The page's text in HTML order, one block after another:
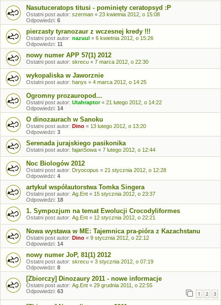
Nasutuceratops titusi - pominięty ceratopsyd :P
Ostatni post autor: szerman « 23 kwietnia 2012, o 15:08
Odpowiedzi: 6
pierzasty tyranozaur z wczesnej kredy !!!
Ostatni post autor: nazuul « 6 kwietnia 2012, o 15:26
Odpowiedzi: 11
nowy numer APP 57(1) 2012
Ostatni post autor: skrecu « 7 marca 2012, o 22:30
wykopaliska w Jaworznie
Ostatni post autor: hanys « 4 marca 2012, o 14:25
Ogromny prozauropod...
Ostatni post autor: Utahraptor« 21 lutego 2012, o 14:22
Odpowiedzi: 14
O dinozaurach w Sanoku
Ostatni post autor: Dino « 13 lutego 2012, o 13:20
Odpowiedzi: 3
Serenada jurajskiego pasikonika
Ostatni post autor: fajanSowa « 7 lutego 2012, o 12:44
Noc Biologów 2012
Ostatni post autor: Dryocopus « 21 stycznia 2012, o 12:28
Odpowiedzi: 4
artykuł współautorstwa Tomka Singera
Ostatni post autor: Ag.Ent « 15 stycznia 2012, o 23:37
Odpowiedzi: 18
1. Sympozjum na temat Ewolucji Crocodyliformes
Ostatni post autor: Ag.Ent « 12 stycznia 2012, o 22:21
Nowa wystawa w ME: Tajemnica pra-pióra z Kazachstanu
Ostatni post autor: Dino « 9 stycznia 2012, o 22:12
Odpowiedzi: 14
nowy numer JoP, 81(1) 2012
Ostatni post autor: skrecu « 3 stycznia 2012, o 07:19
Odpowiedzi: 8
[Zbiorczy] Dinozaury 2011 - nowe informacje
Ostatni post autor: Ag.Ent « 29 grudnia 2011, o 22:55
Odpowiedzi: 63 1 2 3